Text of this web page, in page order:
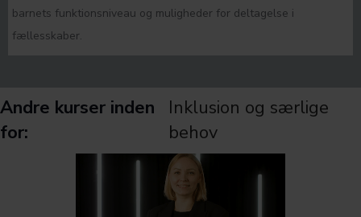
barnets funktionsniveau og muligheder for deltagelse i
fællesskaber.
Andre kurser inden
for:
Inklusion og særlige
behov